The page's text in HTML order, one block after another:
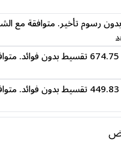
دفعه بدون رسوم تأخير. متوافقة مع
قسمها على 4 دفعات 674.75 تقسيط بدون
قسمها على 6 دفعات 449.83 تقسيط بدون